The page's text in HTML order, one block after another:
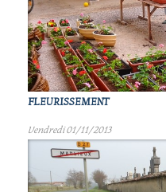
FLEURISSEMENT
Vendredi 01/11/2013